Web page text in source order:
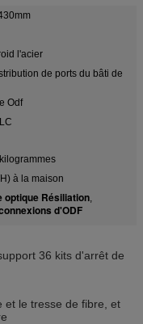
l'acier
de ports du bâti de
Odf
à la maison
optique Résiliation,
d'ODF
36 kits d'arrêt de
et le tresse de fibre, et